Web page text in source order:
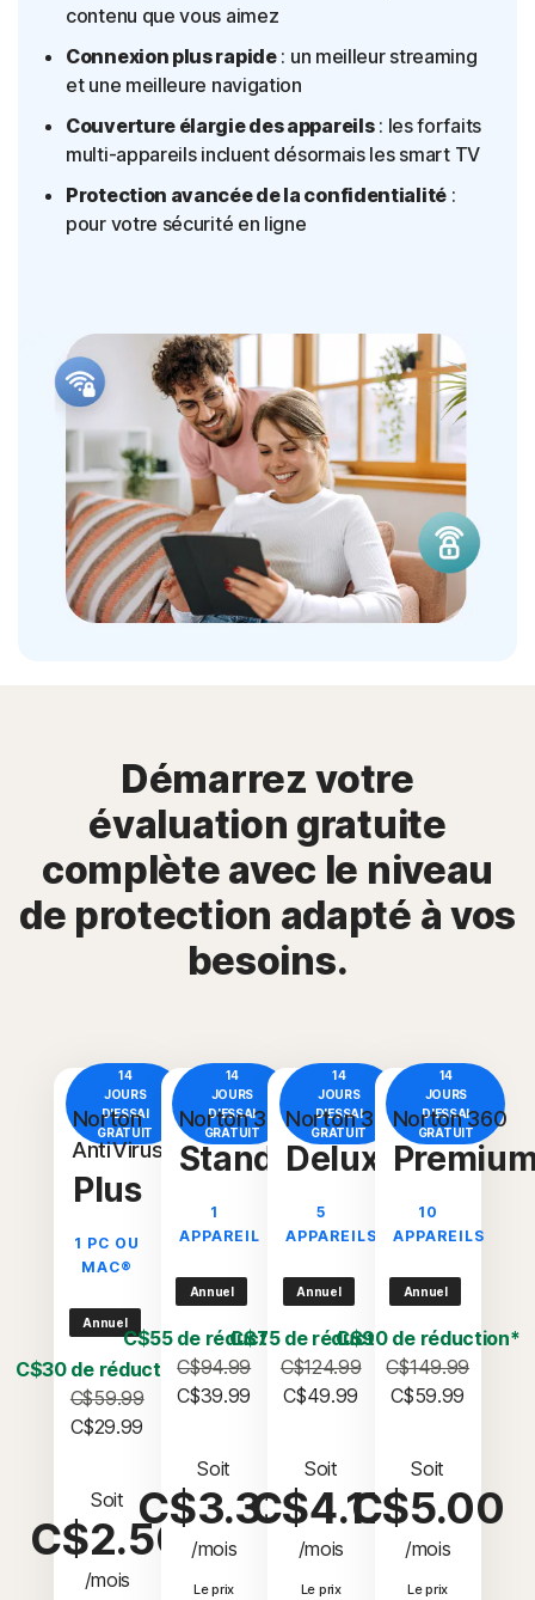
contenu que vous aimez
Connexion plus rapide: un meilleur streaming
et une meilleure navigation
Couverture élargie des appareils: les forfaits
multi-appareils incluent désormais les smart TV
Protection avancée de la confidentialité :
pour votre sécurité en ligne
Démarrez votre
évaluation gratuite
complète avec le niveau
de protection adapté à vos
besoins.
14
JOURS
D'ESSAI
GRATUIT
Norton
AntiVirus
Plus
1 PC OU
MAC®
Annuel
C$30 de réduction*
C$59.99
C$29.99
Soit
C$2.50
/mois
14
JOURS
D'ESSAI
GRATUIT
Norton 360
Standard
1
APPAREIL
Annuel
C$55 de réduction*
C$94.99
C$39.99
Soit
C$3.33
/mois
Le prix
14
JOURS
D'ESSAI
GRATUIT
Norton 360
Deluxe
5
APPAREILS
Annuel
C$75 de réduction*
C$124.99
C$49.99
Soit
C$4.17
/mois
Le prix
14
JOURS
D'ESSAI
GRATUIT
Norton 360
10
APPAREILS
Annuel
C$90 de réduction*
C$149.99
C$59.99
Soit
C$5.00
/mois
Le prix